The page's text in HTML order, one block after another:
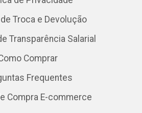
Troca e Devolução
Transparência Salarial
Comprar
Frequentes
Compra E-commerce